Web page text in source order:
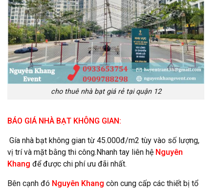
cho thuê nhà bạt giá rẻ tại quận 12
BÁO GIÁ NHÀ BẠT KHÔNG GIAN:
Gía nhà bạt không gian từ 45.000đ/m2 tùy vào số lượng,
vị trí và mặt bằng thi công.Nhanh tay liên hệ Nguyên
Khang để được chi phí ưu đãi nhất.
Bên cạnh đó Nguyên Khang còn cung cấp các thiết bị tổ